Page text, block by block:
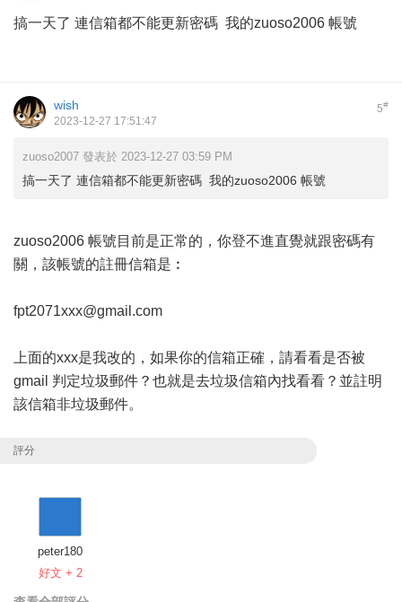
搞一天了 連信箱都不能更新密碼 我的zuoso2006 帳號
5#
wish
2023-12-27 17:51:47
zuoso2007 發表於 2023-12-27 03:59 PM
搞一天了 連信箱都不能更新密碼 我的zuoso2006 帳號
zuoso2006 帳號目前是正常的，你登不進直覺就跟密碼有
關，該帳號的註冊信箱是︰
fpt2071xxx@gmail.com
上面的xxx是我改的，如果你的信箱正確，請看看是否被
gmail 判定垃圾郵件？也就是去垃圾信箱內找看看？並註明
該信箱非垃圾郵件。
評分
peter180
好文 + 2